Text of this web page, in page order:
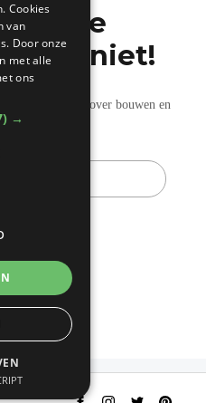
niet!
vol nuttige tips over bouwen en
Cookies
van
Door onze
met alle
ons
→